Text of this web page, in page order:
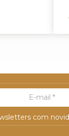
com